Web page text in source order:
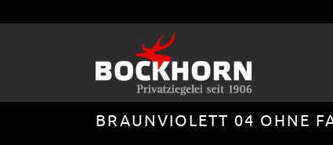
BRAUNVIOLETT 04 OHNE